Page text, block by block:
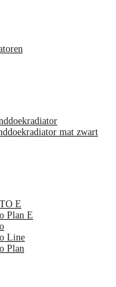
mat zwart
E
Plan E
Line
Plan